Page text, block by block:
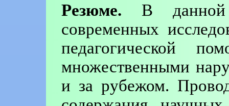
Резюме. В данной
современных
педагогической
множественными
и за рубежом.